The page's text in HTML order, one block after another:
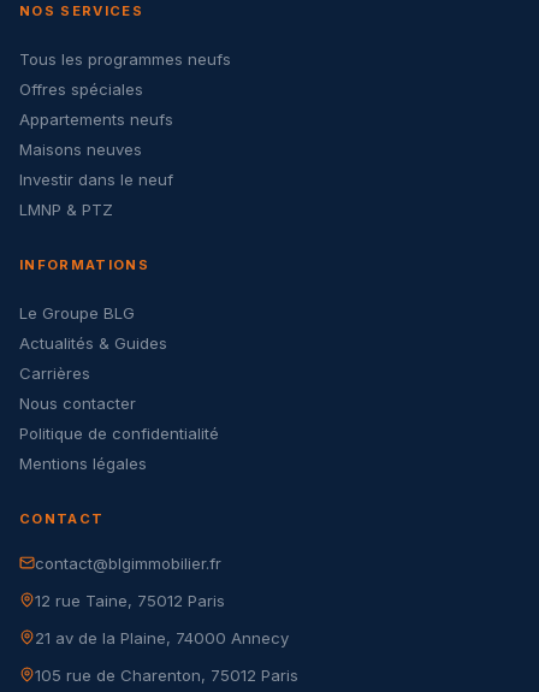
NOS SERVICES
Tous les programmes neufs
Offres spéciales
Appartements neufs
Maisons neuves
Investir dans le neuf
LMNP & PTZ
INFORMATIONS
Le Groupe BLG
Actualités & Guides
Carrières
Nous contacter
Politique de confidentialité
Mentions légales
CONTACT
contact@blgimmobilier.fr
12 rue Taine, 75012 Paris
21 av de la Plaine, 74000 Annecy
105 rue de Charenton, 75012 Paris